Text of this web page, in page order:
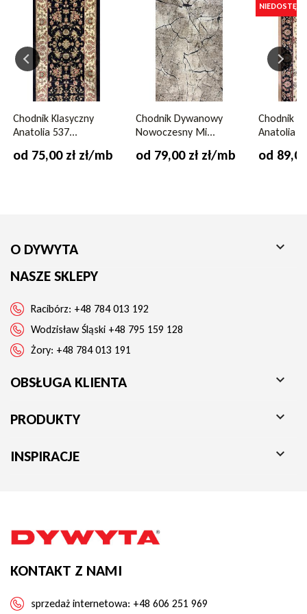
dziś i ciesz się stylowym dodatkiem, który zapewni Ci komfort
na co dzień!
120 cm
200 cm
Skład runa poliester
Gęstość runa 224000 pkt./m2
Waga runa 2700 g/m2
Możliwość zwrotu nie
Kolor
Gwarancja
Chodnik Klasyczny
Anatolia 537...
od 75,00 zł zł/mb
Chodnik Dywanowy
Nowoczesny Mi...
od 79,00 zł zł/mb
Chodnik
Anatolia
od
O DYWYTA 
NASZE SKLEPY
Racibórz: +48 784 013 192
Wodzisław Śląski +48 795 159 128
Żory: +48 784 013 191
OBSŁUGA KLIENTA 
PRODUKTY 
INSPIRACJE 
KONTAKT Z NAMI
sprzedaż internetowa: +48 606 251 969